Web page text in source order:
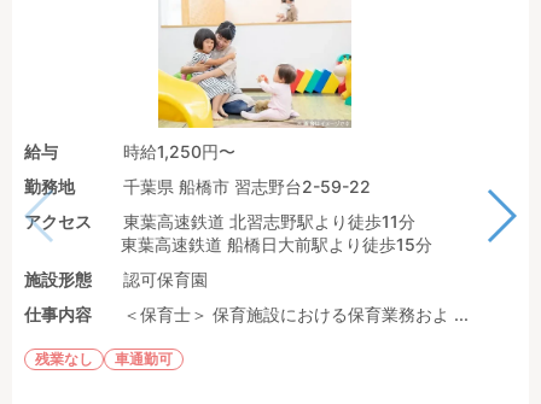
給与
時給1,250円〜
勤務地
千葉県 船橋市 習志野台2-59-22
アクセス
東葉高速鉄道 北習志野駅より徒歩11分
東葉高速鉄道 船橋日大前駅より徒歩15分
施設形態
認可保育園
仕事内容
＜保育士＞ 保育施設における保育業務およ ...
残業なし 車通勤可